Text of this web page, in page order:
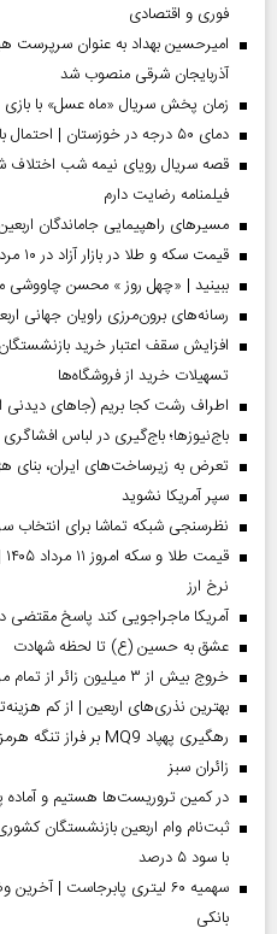
فوری و اقتصادی
امیرحسین بهداد به عنوان
آذربایجان شرقی منصوب شد
زمان پخش سریال «ماه عسل» با بازی
دمای ۵۰ درجه در خوزستان | احتمال بارش‌های سیل‌آسا در ۳ استان
قصه سریال رویای نیمه شب اختلاف
فیلمنامه رضایت دارم
مسیر‌های راهپیمایی جاماندگان
قیمت سکه و طلا در بازار آزاد در ۱۰ مرداد ۱۴۰۵
ببینید | «چهل روز » محسن چاووشی
رسانه‌های برون‌مرزی راویان جهانی
افزایش سقف اعتبار خرید
تسهیلات خرید از فروشگاه‌ها
اطراف رشت کجا بریم (جاهای
باج‌نیوزها؛ باج‌گیری در لباس افشاگری
تعرض به زیرساخت‌های ایران، بنای
سپر آمریکا نشوید
نظرسنجی شبکه تماشا برای انتخاب
نرخ ارز
آمریکا ماجراجویی کند پاسخ مقتضی
عشق به حسین (ع) تا لحظه شهادت
خروج بیش از ۳ میلیون زائر از تمام مرز‌های کشور
بهترین نذری‌های اربعین | از کم
رهگیری پهپاد MQ9 بر فراز تنگه هرمز
‌زائران سبز
در کمین تروریست‌ها هستیم و آماده
با سود ۵ درصد
سهمیه ۶۰ لیتری پابرجاست |
بانکی